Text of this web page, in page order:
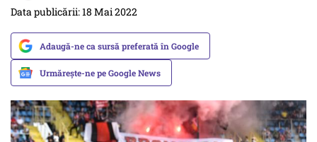
Data publicării: 18 Mai 2022
Adaugă-ne ca sursă preferată în Google
Urmărește-ne pe Google News